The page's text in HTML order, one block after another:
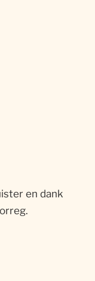
en dank